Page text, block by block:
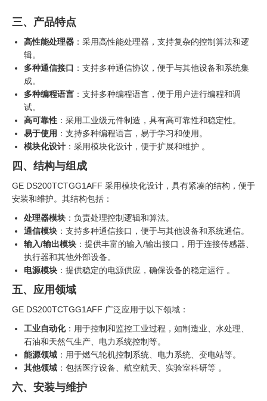
三、产品特点
高性能处理器 ：采用高性能处理器，支持复杂的控制算法和逻
辑。
多种通信接口 ：支持多种通信协议，便于与其他设备和系统集
成。
多种编程语言 ：支持多种编程语言，便于用户进行编程和调
试。
高可靠性 ：采用工业级元件制造，具有高可靠性和稳定性。
易于使用 ：支持多种编程语言，易于学习和使用。
模块化设计 ：采用模块化设计，便于扩展和维护 。
四、结构与组成
GE DS200TCTGG1AFF 采用模块化设计，具有紧凑的结构，便于
安装和维护。其结构包括：
处理器模块 ：负责处理控制逻辑和算法。
通信模块 ：支持多种通信接口，便于与其他设备和系统通信。
输入/输出模块 ：提供丰富的输入/输出接口，用于连接传感器、
执行器和其他外部设备。
电源模块 ：提供稳定的电源供应，确保设备的稳定运行 。
五、应用领域
GE DS200TCTGG1AFF 广泛应用于以下领域：
工业自动化：用于控制和监控工业过程，如制造业、水处理、
石油和天然气生产、电力系统控制等。
能源领域 ：用于燃气轮机控制系统、电力系统、变电站等。
其他领域 ：包括医疗设备、航空航天、实验室科研等 。
六、安装与维护